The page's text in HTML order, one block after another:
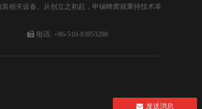
相关设备。从创立之初起，申锡蜂窝就秉持技术革
电话: +86-510-83953288
发送消息